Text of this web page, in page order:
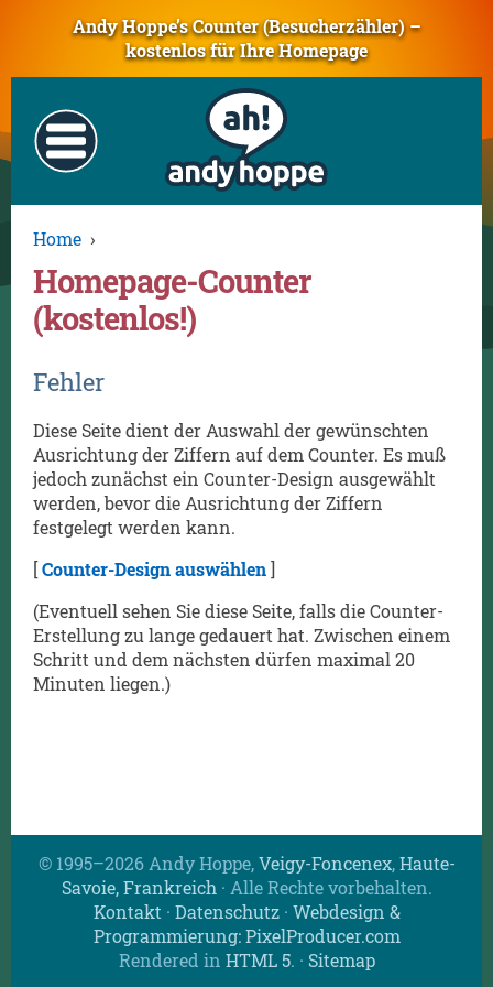
Andy Hoppe’s Counter (Besucherzähler) –
kostenlos für Ihre Homepage
Home ›
Homepage-Counter
(kostenlos!)
Fehler
Diese Seite dient der Auswahl der gewünschten
Ausrichtung der Ziffern auf dem Counter. Es muß
jedoch zunächst ein Counter-Design ausgewählt
werden, bevor die Ausrichtung der Ziffern
festgelegt werden kann.
[Counter-Design auswählen]
(Eventuell sehen Sie diese Seite, falls die Counter-
Erstellung zu lange gedauert hat. Zwischen einem
Schritt und dem nächsten dürfen maximal 20
Minuten liegen.)
© 1995–2026 Andy Hoppe,Veigy-Foncenex,Haute-
Savoie, Frankreich · Alle Rechte vorbehalten.
Kontakt · Datenschutz· Webdesign &
Programmierung: PixelProducer.com
Rendered in HTML 5. · Sitemap